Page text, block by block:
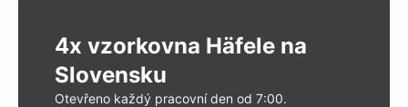
4x vzorkovna Häfele na
Slovensku
Otevřeno každý pracovní den od 7:00.